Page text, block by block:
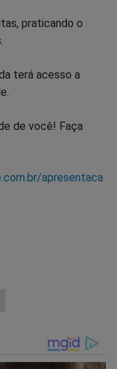
praticando o
terá acesso a
de você! Faça
apresentaca